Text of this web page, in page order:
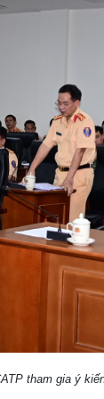
tham gia ý